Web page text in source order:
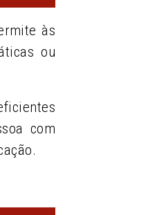
às
ou
com